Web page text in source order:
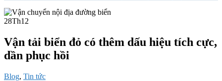
28Th12
Vận tải biển đỏ có thêm dấu hiệu tích cực,
dần phục hồi
Blog, Tin tức